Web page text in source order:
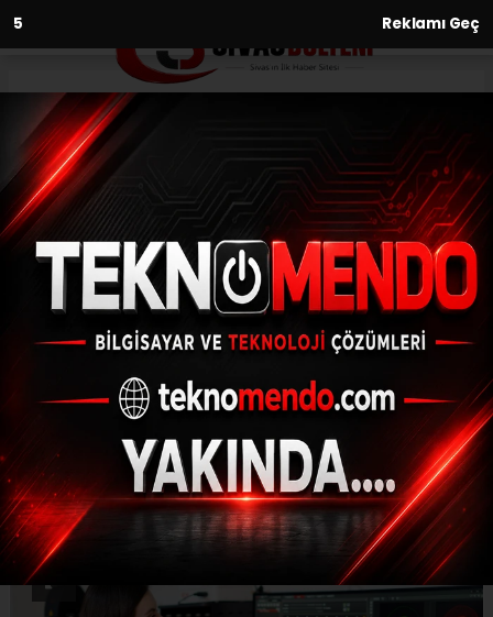
3 Reklamı Geç
Anasayfa Ekonomi
Ege Derin Teknoloji
Fabrikası’ndan tüm
girişimciler yararlanabiliyor
EKONOMI
(İHA) - İhlas Haber Ajansı | 31.07.2024 - 10:02, Güncelleme: 31.07.2024
- 09:49
Ege Derin Teknoloji Fabrikası’ndan tüm
girişimciler yararlanabiliyor
ABONE OL